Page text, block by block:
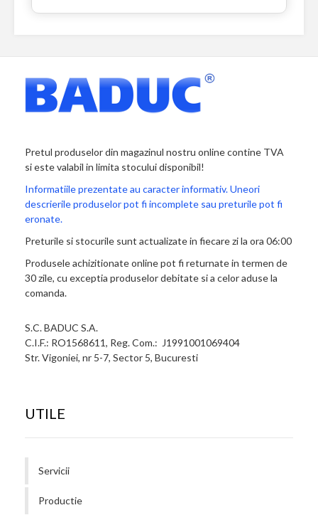
Pretul produselor din magazinul nostru online contine TVA
si este valabil in limita stocului disponibil!
Informatiile prezentate au caracter informativ. Uneori
descrierile produselor pot fi incomplete sau preturile pot fi
eronate.
Preturile si stocurile sunt actualizate in fiecare zi la ora 06:00
Produsele achizitionate online pot fi returnate in termen de
30 zile, cu exceptia produselor debitate si a celor aduse la
comanda.
S.C. BADUC S.A.
C.I.F.: RO1568611, Reg. Com.: J1991001069404
Str. Vigoniei, nr 5-7, Sector 5, Bucuresti
UTILE
Servicii
Productie